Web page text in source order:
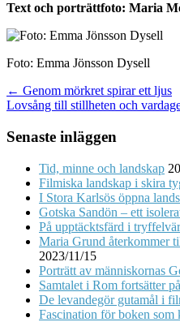
Text och porträttfoto: Maria
Foto: Emma Jönsson Dysell
Post
navigation
← Genom mörkret spirar ett ljus
Lovsång till stillheten och
Senaste inläggen
Tid, minne och landskap
Filmiska landskap i skira
I Stora Karlsös öppna
Gotska Sandön – ett
På upptäcktsfärd i
Maria Grund återkommer
2023/11/15
Porträtt av människornas
Samtalet i Rom fortsätter
De levandegör gutamål i
Fascination för boken som